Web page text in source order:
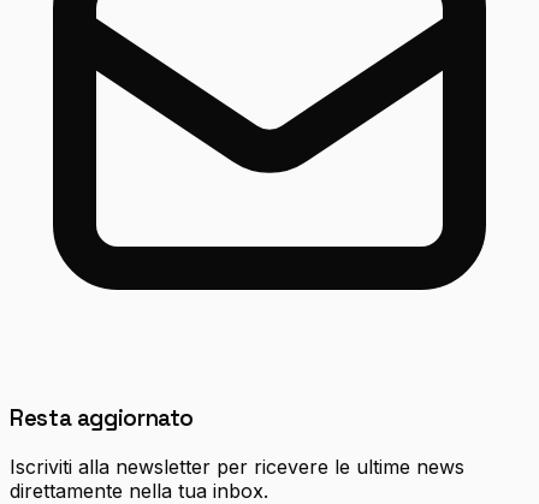
Resta aggiornato
Iscriviti alla newsletter per ricevere le ultime news
direttamente nella tua inbox.